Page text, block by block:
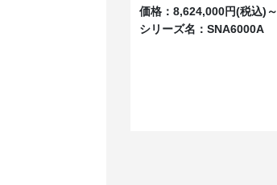
価格： 8,624,000円(税込)～
シリーズ名： SNA6000A